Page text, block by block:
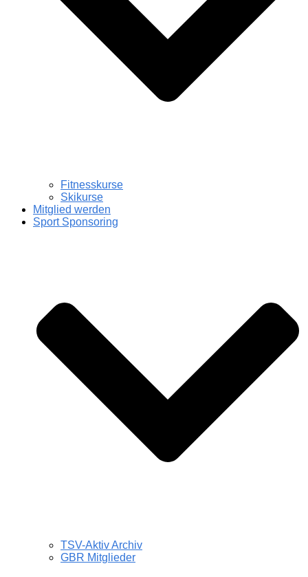
Fitnesskurse
Skikurse
Mitglied werden
Sport Sponsoring
TSV-Aktiv Archiv
GBR Mitglieder